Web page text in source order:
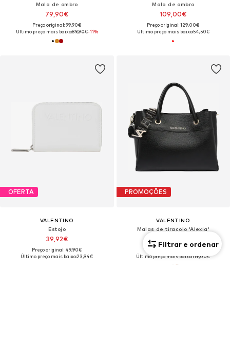
Mala de ombro
79,90€
Preço original: 99,90€
Último preço mais baixo:89,90€-11%
Mala de ombro
109,00€
Preço original: 129,00€
Último preço mais baixo:54,50€
OFERTA
VALENTINO
Estojo
39,92€
Preço original: 49,90€
Último preço mais baixo:23,94€
PROMOÇÕES
VALENTINO
Malas de tiracolo 'Alexia'
Preço original: 149,00€
Último preço mais baixo:119,00€
Filtrar e ordenar